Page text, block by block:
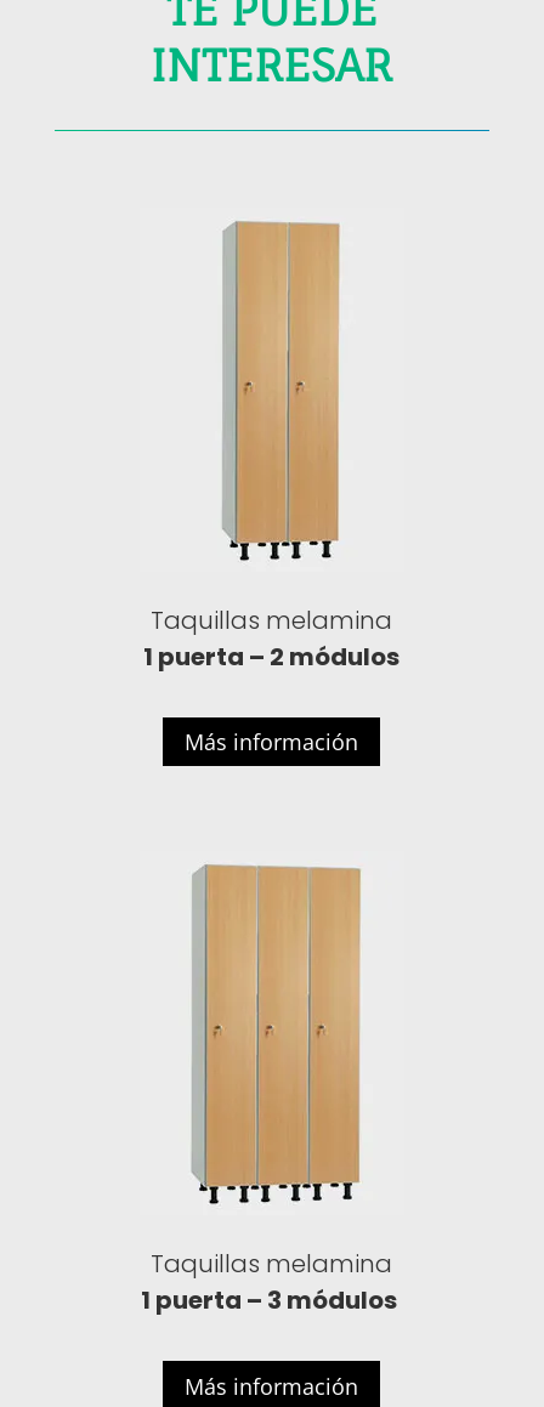
INTERESAR
Taquillas melamina
1 puerta – 2 módulos
Más información
Taquillas melamina
1 puerta – 3 módulos
Más información